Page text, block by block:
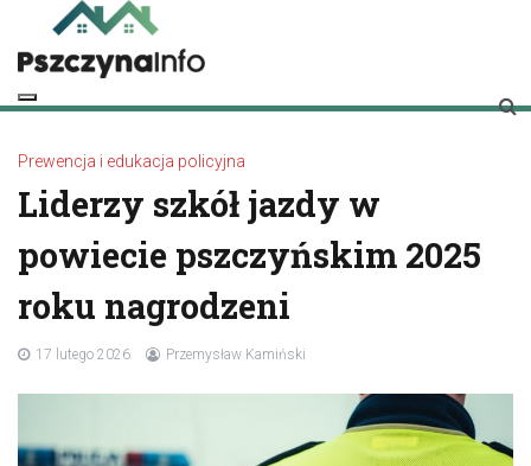
content
pszczynainfo.pl
Twoje źródło informacji o Pszczynie
Prewencja i edukacja policyjna
Liderzy szkół jazdy w
powiecie pszczyńskim 2025
roku nagrodzeni
17 lutego 2026 Przemysław Kamiński